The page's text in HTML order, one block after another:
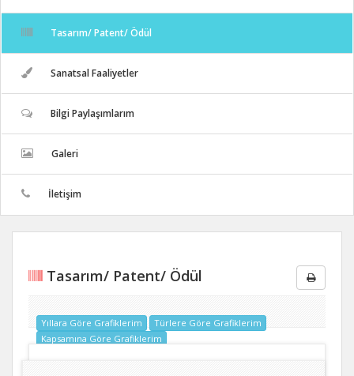
Tasarım/ Patent/ Ödül
Sanatsal Faaliyetler
Bilgi Paylaşımlarım
Galeri
İletişim
Tasarım/ Patent/ Ödül
Yıllara Göre Grafiklerim
Türlere Göre Grafiklerim
Kapsamına Göre Grafiklerim